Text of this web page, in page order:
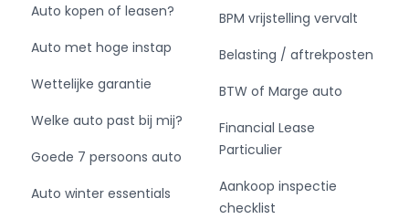
Auto kopen of leasen?
Auto met hoge instap
Wettelijke garantie
Welke auto past bij mij?
Goede 7 persoons auto
Auto winter essentials
BPM vrijstelling vervalt
Belasting / aftrekposten
BTW of Marge auto
Financial Lease
Particulier
Aankoop inspectie
checklist